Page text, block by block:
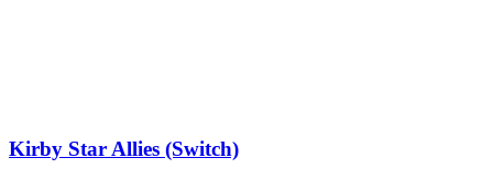
Kirby Star Allies (Switch)